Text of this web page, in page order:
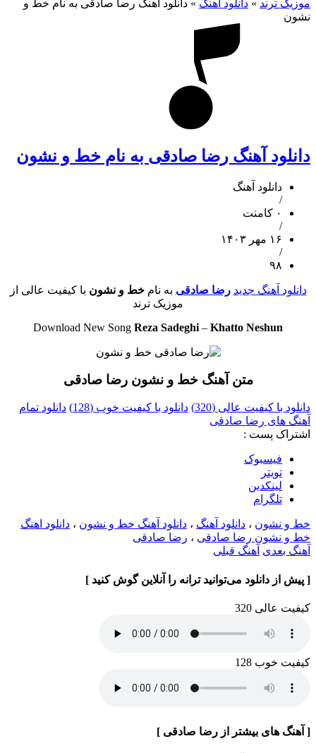
موزیک ترند » دانلود آهنگ » دانلود آهنگ رضا صادقی به نام خط و
نشون
دانلود آهنگ رضا صادقی به نام خط و نشون
دانلود آهنگ
/
۰ کامنت
/
۱۶ مهر ۱۴۰۳
/
۹۸
دانلود آهنگ جدید رضا صادقی به نامخط و نشون با کیفیت عالی از
موزیک ترند
Download New Song Reza Sadeghi – Khatto Neshun
متن آهنگ خط و نشون رضا صادقی
دانلود با کیفیت عالی (320) دانلود با کیفیت خوب (128)
دانلود تمام
آهنگ های رضا صادقی
اشتراک پست :
فيسبوک
تويتر
لینکدین
تلگرام
خط و نشون ، دانلود آهنگ ، دانلود آهنگ خط و نشون ، دانلود اهنگ
خط و نشون رضا صادقی ، رضا صادقی
آهنگ بعدی آهنگ قبلی
[ پیش از دانلود می‌توانید ترانه را آنلاین گوش کنید ]
کیفیت عالی 320
کیفیت خوب 128
[ آهنگ های بیشتر از رضا صادقی ]